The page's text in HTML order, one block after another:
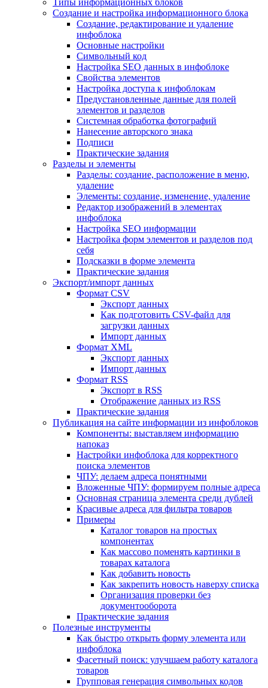
Типы информационных блоков
Создание и настройка информационного блока
Создание, редактирование и удаление
инфоблока
Основные настройки
Символьный код
Настройка SEO данных в инфоблоке
Свойства элементов
Настройка доступа к инфоблокам
Предустановленные данные для полей
элементов и разделов
Системная обработка фотографий
Нанесение авторского знака
Подписи
Практические задания
Разделы и элементы
Разделы: создание, расположение в меню,
удаление
Элементы: создание, изменение, удаление
Редактор изображений в элементах
инфоблока
Настройка SEO информации
Настройка форм элементов и разделов под
себя
Подсказки в форме элемента
Практические задания
Экспорт/импорт данных
Формат CSV
Экспорт данных
Как подготовить CSV-файл для
загрузки данных
Импорт данных
Формат XML
Экспорт данных
Импорт данных
Формат RSS
Экспорт в RSS
Отображение данных из RSS
Практические задания
Публикация на сайте информации из инфоблоков
Компоненты: выставляем информацию
напоказ
Настройки инфоблока для корректного
поиска элементов
ЧПУ: делаем адреса понятными
Вложенные ЧПУ: формируем полные адреса
Основная страница элемента среди дублей
Красивые адреса для фильтра товаров
Примеры
Каталог товаров на простых
компонентах
Как массово поменять картинки в
товарах каталога
Как добавить новость
Как закрепить новость наверху списка
Организация проверки без
документооборота
Практические задания
Полезные инструменты
Как быстро открыть форму элемента или
инфоблока
Фасетный поиск: улучшаем работу каталога
товаров
Групповая генерация символьных кодов